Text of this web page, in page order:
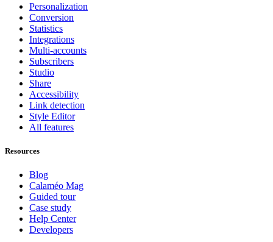
Personalization
Conversion
Statistics
Integrations
Multi-accounts
Subscribers
Studio
Share
Accessibility
Link detection
Style Editor
All features
Resources
Blog
Calaméo Mag
Guided tour
Case study
Help Center
Developers